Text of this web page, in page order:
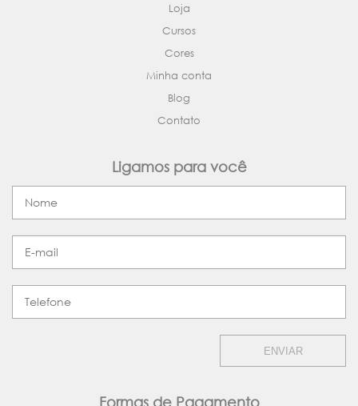
Loja
Cursos
Cores
Minha conta
Blog
Contato
Ligamos para você
ENVIAR
Formas de Pagamento